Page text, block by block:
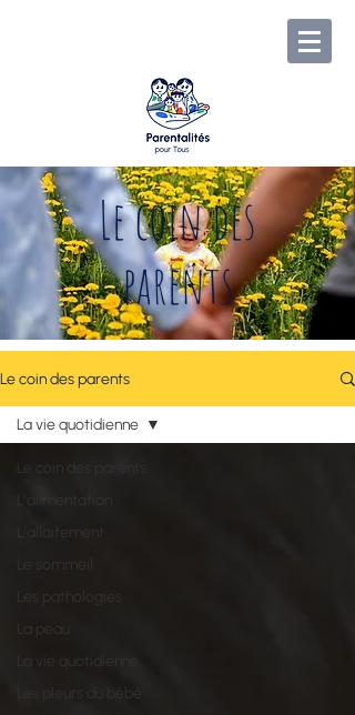
Le coin des
parents
Le coin des parents
Le coin des parents
L'alimentation
L'allaitement
Le sommeil
Les pathologies
La peau
La vie quotidienne
Les pleurs du bébé
La vie quotidienne